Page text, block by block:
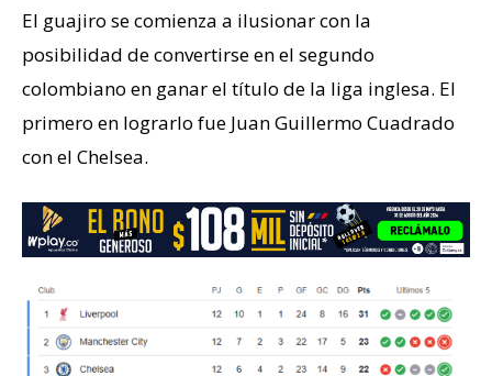
El guajiro se comienza a ilusionar con la
posibilidad de convertirse en el segundo
colombiano en ganar el título de la liga inglesa. El
primero en lograrlo fue Juan Guillermo Cuadrado
con el Chelsea.